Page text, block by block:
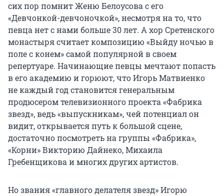
сих пор помнит Женю Белоусова с его
«Девчонкой-девчоночкой», несмотря на то, что
певца нет с нами больше 30 лет. А хор Сретенского
монастыря считает композицию «Выйду ночью в
поле с конем» самой популярной в своем
репертуаре. Начинающие певцы мечтают попасть
в его академию и горюют, что Игорь Матвиенко
не каждый год становится генеральным
продюсером телевизионного проекта «Фабрика
звезд», ведь «выпускникам», чей потенциал он
видит, открывается путь к большой сцене,
достаточно посмотреть на группы «Фабрика»,
«Корни» Викторию Дайнеко, Михаила
Гребенщикова и многих других артистов.
Но звания «главного делателя звезд» Игорю